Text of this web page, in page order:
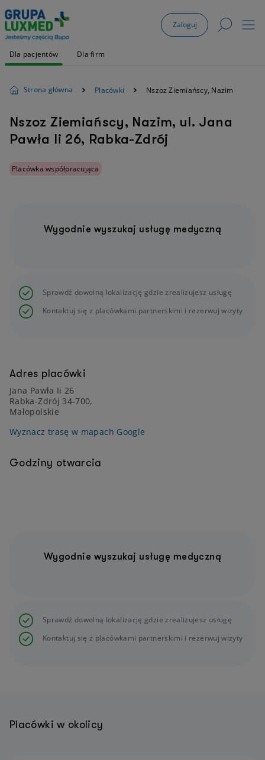
Zaloguj
Dla pacjentów Dla firm
Strona główna Placówki Nszoz Ziemiańscy, Nazim
Nszoz Ziemiańscy, Nazim, ul. Jana
Pawła Ii 26, Rabka-Zdrój
Placówka współpracująca
Adres placówki
Jana Pawła Ii 26
Rabka-Zdrój 34-700,
Małopolskie
Wyznacz trasę w mapach Google
Godziny otwarcia
Wygodnie wyszukaj usługę medyczną
Sprawdź dowolną lokalizację gdzie zrealizujesz usługę
Kontaktuj się z placówkami partnerskimi i rezerwuj wizyty
Wygodnie wyszukaj usługę medyczną
Sprawdź dowolną lokalizację gdzie zrealizujesz usługę
Kontaktuj się z placówkami partnerskimi i rezerwuj wizyty
Placówki w okolicy